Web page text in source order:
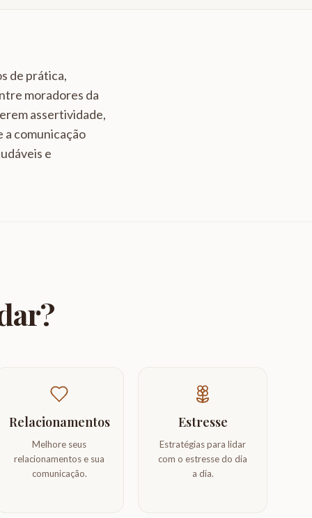
de prática,
moradores da
assertividade,
a comunicação
e
Relacionamentos
Melhore seus
relacionamentos e sua
comunicação.
Estresse
Estratégias para lidar
com o estresse do dia
a dia.